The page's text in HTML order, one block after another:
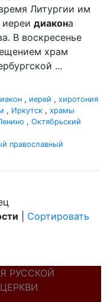
Литургии им
иереи диакона
В воскресенье
храм
...
, иерей , хиротония
, Иркутск , храмы
, Октябрьский
православный
Сортировать
РУССКОЙ